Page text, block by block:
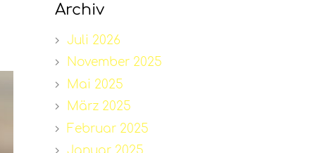
Archiv
Juli 2026
November 2025
Mai 2025
März 2025
Februar 2025